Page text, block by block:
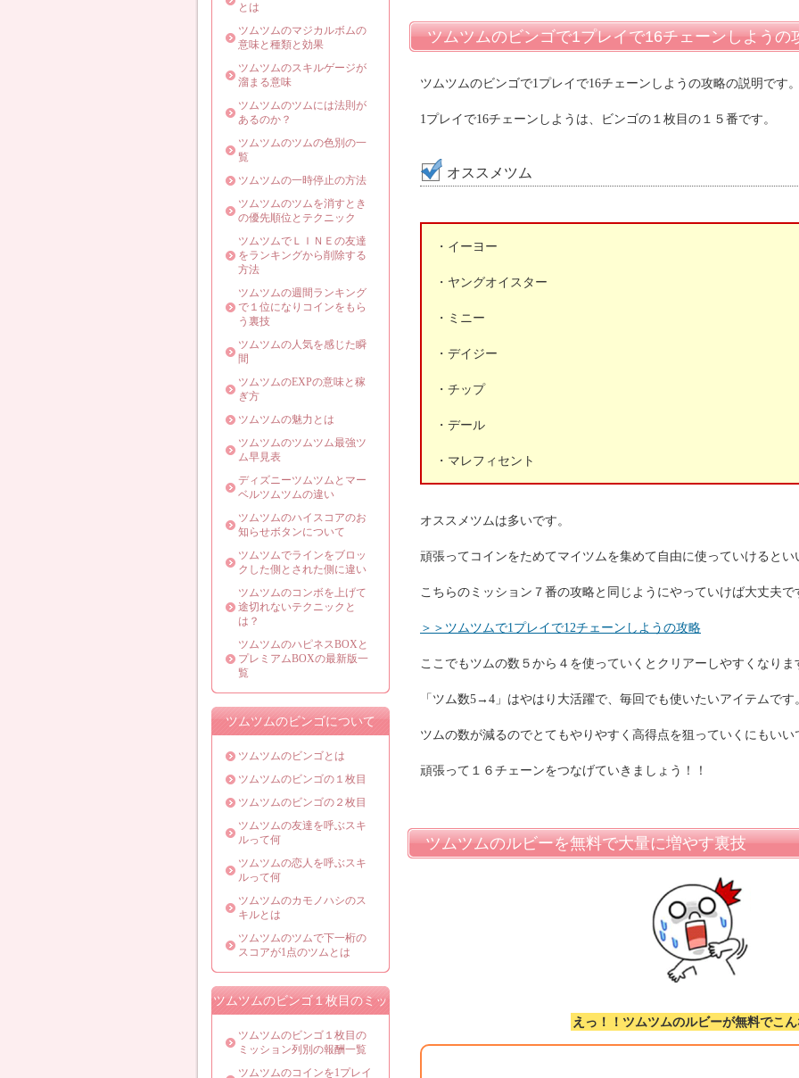
ツムツムのビンゴで1プレイで16チェーンしようの
ツムツムのビンゴで1プレイで16チェーンしようの攻略の説明です
1プレイで16チェーンしようは、ビンゴの１枚目の１５番です。
オススメツム
・イーヨー
・ヤングオイスター
・ミニー
・デイジー
・チップ
・デール
・マレフィセント
オススメツムは多いです。
頑張ってコインをためてマイツムを集めて自由に使っていけるとい
こちらのミッション７番の攻略と同じようにやっていけば大丈夫で
＞＞ツムツムで1プレイで12チェーンしようの攻略
ここでもツムの数５から４を使っていくとクリアーしやすくなりま
「ツム数5→4」はやはり大活躍で、毎回でも使いたいアイテムです
ツムの数が減るのでとてもやりやすく高得点を狙っていくにもいい
頑張って１６チェーンをつなげていきましょう！！
ツムツムのルビーを無料で大量に増やす裏技
えっ！！ツムツムのルビーが無料でこ
とは
ツムツムのマジカルボムの
意味と種類と効果
ツムツムのスキルゲージが
溜まる意味
ツムツムのツムには法則が
あるのか？
ツムツムのツムの色別の一
覧
ツムツムの一時停止の方法
ツムツムのツムを消すとき
の優先順位とテクニック
ツムツムでＬＩＮＥの友達
をランキングから削除する
方法
ツムツムの週間ランキング
で１位になりコインをもら
う裏技
ツムツムの人気を感じた瞬
間
ツムツムのEXPの意味と稼
ぎ方
ツムツムの魅力とは
ツムツムのツムツム最強ツ
ム早見表
ディズニーツムツムとマー
ベルツムツムの違い
ツムツムのハイスコアのお
知らせボタンについて
ツムツムでラインをブロッ
クした側とされた側に違い
ツムツムのコンボを上げて
途切れないテクニックと
は？
ツムツムのハピネスBOXと
プレミアムBOXの最新版一
覧
ツムツムのビンゴについて
ツムツムのビンゴとは
ツムツムのビンゴの１枚目
ツムツムのビンゴの２枚目
ツムツムの友達を呼ぶスキ
ルって何
ツムツムの恋人を呼ぶスキ
ルって何
ツムツムのカモノハシのス
キルとは
ツムツムのツムで下一桁の
スコアが1点のツムとは
ツムツムのビンゴ１枚目のミッ
ション攻略法
ツムツムのビンゴ１枚目の
ミッション列別の報酬一覧
ツムツムのコインを1プレイ